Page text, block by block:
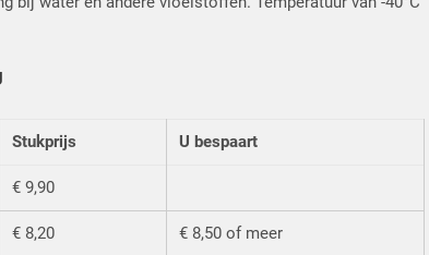
Stukprijs U bespaart
€ 9,90
€ 8,20 € 8,50 of meer